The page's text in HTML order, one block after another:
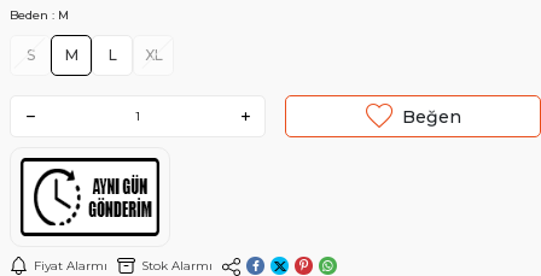
Beden : M
S M L XL
Beğen
Fiyat Alarmı
Stok Alarmı